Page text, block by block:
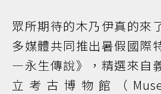
眾所期待的木乃伊真的來
多媒體共同推出暑假國際
—永生傳說》，精選來自
立考古博物館（